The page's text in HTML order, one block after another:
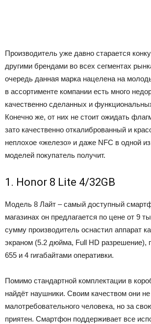
Производитель уже давно старается
другими брендами во всех сегментах
очередь данная марка нацелена на
в ассортименте компании есть много
качественно сделанных и
Конечно же, от них не стоит ожидать
зато качественно откалиброванный и
неплохое «железо» и даже NFC в одной
моделей покупатель получит.
1. Honor 8 Lite 4/32GB
Модель 8 Лайт – самый доступный
магазинах он предлагается по цене от 9
сумму производитель оснастил аппарат
экраном (5.2 дюйма, Full HD разрешение),
655 и 4 гигабайтами оперативки.
Помимо стандартной комплектации в
найдёт наушники. Своим качеством они
малотребовательного человека, но за
приятен. Смартфон поддерживает все